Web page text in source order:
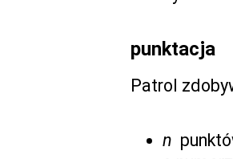
punktacja
Patrol
n